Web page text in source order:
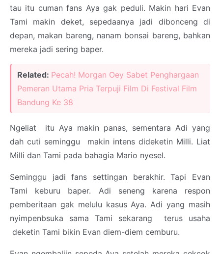
tau itu cuman fans Aya gak peduli. Makin hari Evan
Tami makin deket, sepedaanya jadi dibonceng di
depan, makan bareng, nanam bonsai bareng, bahkan
mereka jadi sering baper.
Related: Pecah! Morgan Oey Sabet Penghargaan
Pemeran Utama Pria Terpuji Film Di Festival Film
Bandung Ke 38
Ngeliat itu Aya makin panas, sementara Adi yang
dah cuti seminggu makin intens dideketin Milli. Liat
Milli dan Tami pada bahagia Mario nyesel.
Seminggu jadi fans settingan berakhir. Tapi Evan
Tami keburu baper. Adi seneng karena respon
pemberitaan gak melulu kasus Aya. Adi yang masih
nyimpenbsuka sama Tami sekarang terus usaha
deketin Tami bikin Evan diem-diem cemburu.